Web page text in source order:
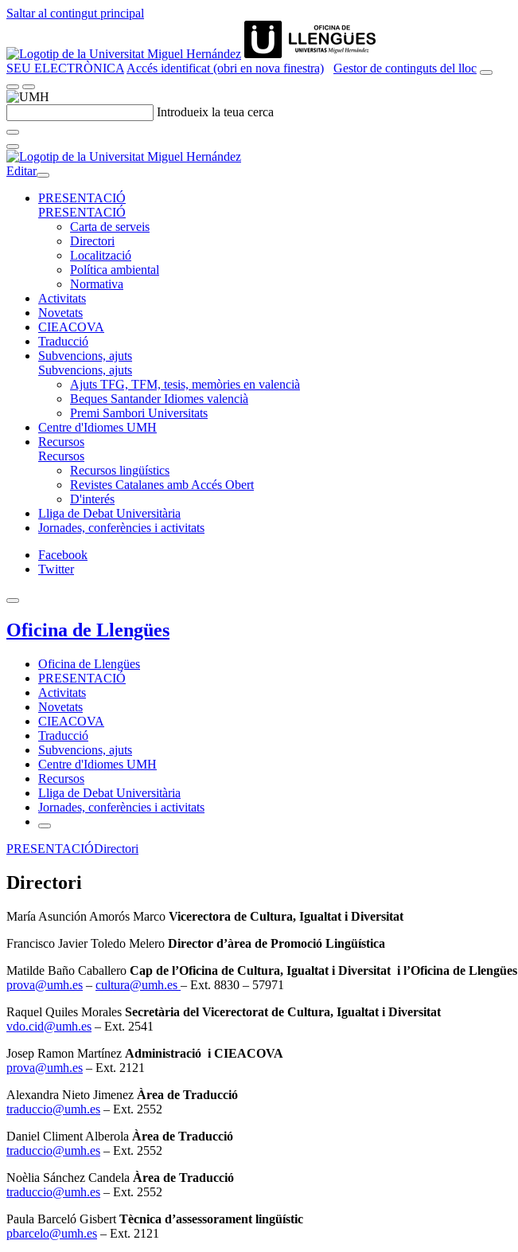
Saltar al contingut principal
SEU ELECTRÒNICA Accés identificat (obri en nova finestra) Gestor de continguts del lloc
Introdueix la teua cerca
Editar
PRESENTACIÓ
PRESENTACIÓ
Carta de serveis
Directori
Localització
Política ambiental
Normativa
Activitats
Novetats
CIEACOVA
Traducció
Subvencions, ajuts
Subvencions, ajuts
Ajuts TFG, TFM, tesis, memòries en valencià
Beques Santander Idiomes valencià
Premi Sambori Universitats
Centre d'Idiomes UMH
Recursos
Recursos
Recursos lingüístics
Revistes Catalanes amb Accés Obert
D'interés
Lliga de Debat Universitària
Jornades, conferències i activitats
Facebook
Twitter
Oficina de Llengües
Oficina de Llengües
PRESENTACIÓ
Activitats
Novetats
CIEACOVA
Traducció
Subvencions, ajuts
Centre d'Idiomes UMH
Recursos
Lliga de Debat Universitària
Jornades, conferències i activitats
PRESENTACIÓDirectori
Directori
María Asunción Amorós Marco Vicerectora de Cultura, Igualtat i Diversitat
Francisco Javier Toledo Melero Director d’àrea de Promoció Lingüística
Matilde Baño Caballero Cap de l’Oficina de Cultura, Igualtat i Diversitat i l’Oficina de Llengües
prova@umh.es – cultura@umh.es – Ext. 8830 – 57971
Raquel Quiles Morales Secretària del Vicerectorat de Cultura, Igualtat i Diversitat
vdo.cid@umh.es – Ext. 2541
Josep Ramon Martínez Administració i CIEACOVA
prova@umh.es – Ext. 2121
Alexandra Nieto Jimenez Àrea de Traducció
traduccio@umh.es – Ext. 2552
Daniel Climent Alberola Àrea de Traducció
traduccio@umh.es – Ext. 2552
Noèlia Sánchez Candela Àrea de Traducció
traduccio@umh.es – Ext. 2552
Paula Barceló Gisbert Tècnica d’assessorament lingüístic
pbarcelo@umh.es – Ext. 2121